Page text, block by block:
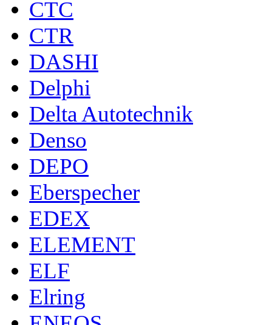
CTC
CTR
DASHI
Delphi
Delta Autotechnik
Denso
DEPO
Eberspecher
EDEX
ELEMENT
ELF
Elring